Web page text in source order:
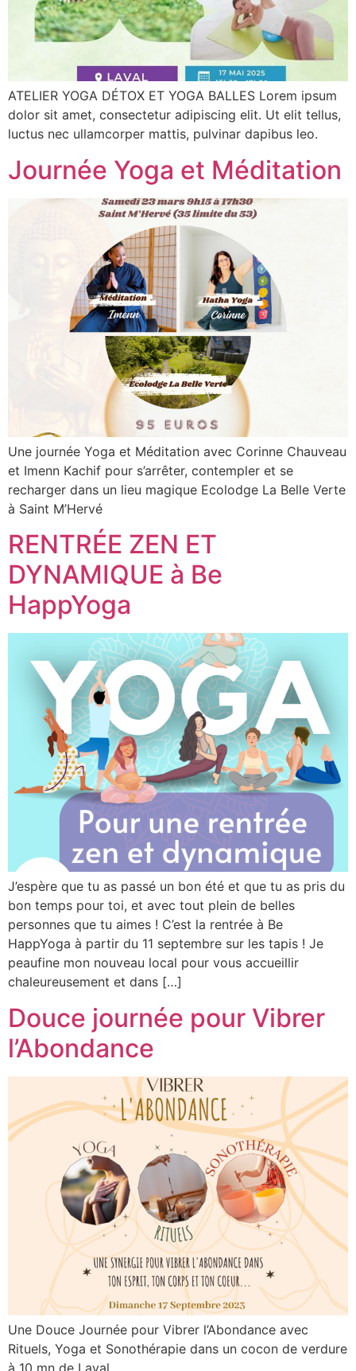
ATELIER YOGA DÉTOX ET YOGA BALLES Lorem ipsum
dolor sit amet, consectetur adipiscing elit. Ut elit tellus,
luctus nec ullamcorper mattis, pulvinar dapibus leo.
Journée Yoga et Méditation
Une journée Yoga et Méditation avec Corinne Chauveau
et Imenn Kachif pour s’arrêter, contempler et se
recharger dans un lieu magique Ecolodge La Belle Verte
à Saint M’Hervé
RENTRÉE ZEN ET
DYNAMIQUE à Be
HappYoga
J’espère que tu as passé un bon été et que tu as pris du
bon temps pour toi, et avec tout plein de belles
personnes que tu aimes ! C’est la rentrée à Be
HappYoga à partir du 11 septembre sur les tapis ! Je
peaufine mon nouveau local pour vous accueillir
chaleureusement et dans […]
Douce journée pour Vibrer
l’Abondance
Une Douce Journée pour Vibrer l’Abondance avec
Rituels, Yoga et Sonothérapie dans un cocon de verdure
à 10 mn de Laval